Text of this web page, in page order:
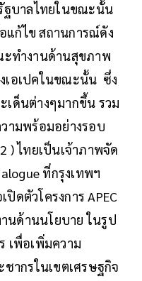
ฐบาลไทยในขณะนั้น
ก้ไข สถานการณ์ดัง
ะทำงานด้านสุขภาพ
เอเปคในขณะนั้น ซึ่ง
ด็นต่างๆมากขึ้น รวม
ามพร้อมอย่างรอบ
) ไทยเป็นเจ้าภาพจัด
ที่กรุงเทพฯ
ดตัวโครงการ APEC
นด้านนโยบาย ในรูป
เพื่อเพิ่มความ
ากรในเขตเศรษฐกิจ